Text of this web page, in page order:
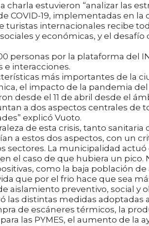
charla estuvieron “analizar las
COVID-19, implementadas en
turistas internacionales recibe
y económicas, y el desafío
personas por la plataforma del
e interacciones.
más importantes de la
el impacto de la pandemia del
desde el 11 de abril desde el
a dos aspectos centrales de
explicó Vuoto.
de esta crisis, tanto
a estos dos aspectos, con un
sectores. La municipalidad
el caso de que hubiera un
como la baja población
que por el frio hace que sea
aislamiento preventivo, social y
las distintas medidas adoptadas
de escáneres térmicos, la
las PYMES, el aumento de la